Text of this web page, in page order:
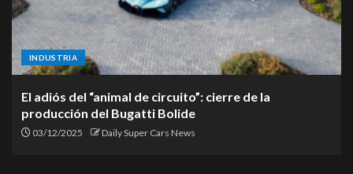
INDUSTRIA
El adiós del “animal de circuito”: cierre de la
producción del Bugatti Bolide
03/12/2025 Daily Super Cars News